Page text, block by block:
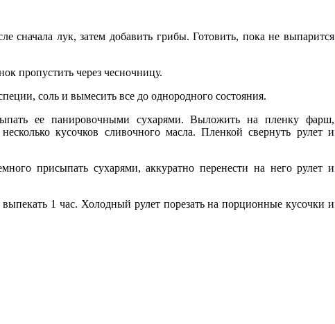
сначала лук, затем добавить грибы. Готовить, пока не выпарится
пропустить через чесночницу.
соль и вымесить все до однородного состояния.
ее панировочными сухарями. Выложить на пленку фарш,
кусочков сливочного масла. Пленкой свернуть рулет и
присыпать сухарями, аккуратно перенести на него рулет и
1 час. Холодный рулет порезать на порционные кусочки и